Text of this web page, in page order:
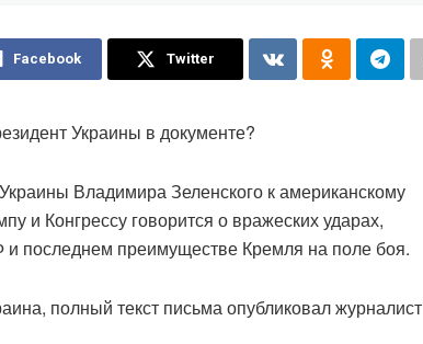
Facebook Twitter
Украины в документе?
Владимира Зеленского к американскому
и Конгрессу говорится о вражеских ударах,
и последнем преимуществе Кремля на поле боя.
полный текст письма опубликовал журналист